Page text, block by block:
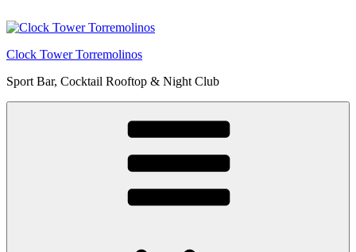
al
Clock Tower Torremolinos
Sport Bar, Cocktail Rooftop & Night Club